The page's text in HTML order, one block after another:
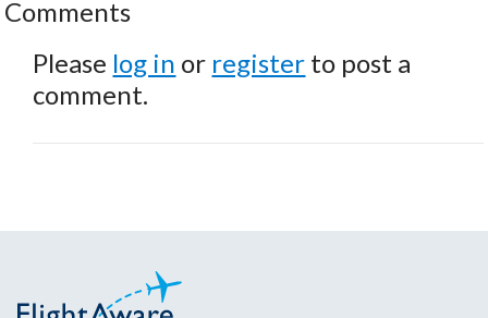
Comments
Please log in or register to post a
comment.